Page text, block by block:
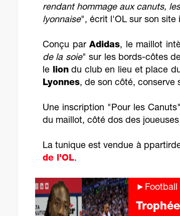
rendant hommage aux canuts,
lyonnaise", écrit l'OL sur son site
Conçu parAdidas, le maillot
de la soie" sur les bords-côtes
le liondu club en lieu et place
Lyonnes, de son côté, conserve
Une inscription "Pour les
du maillot, côté dos des
La tunique est vendue à
de l'OL.
►Football